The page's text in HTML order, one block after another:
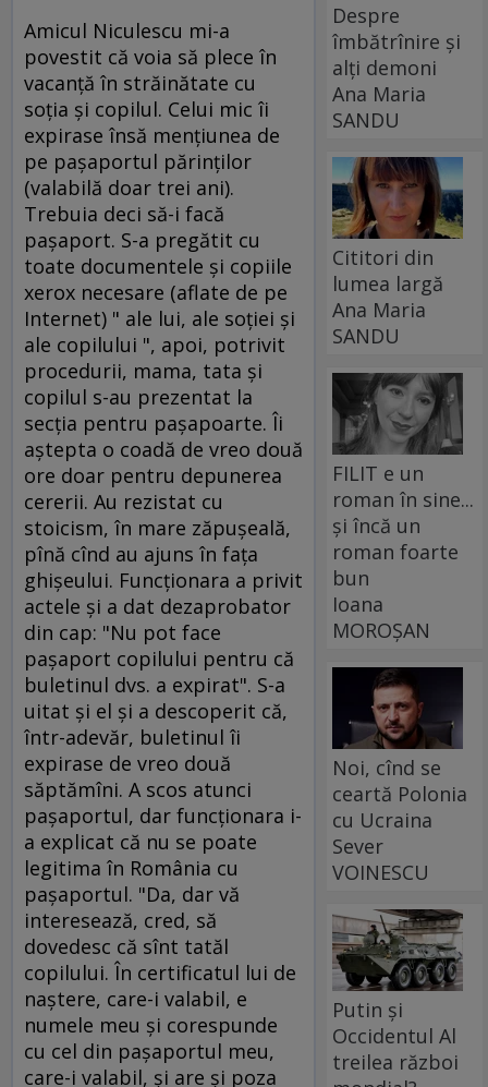
Amicul Niculescu mi-a
povestit că voia să plece în
vacanţă în străinătate cu
soţia şi copilul. Celui mic îi
expirase însă menţiunea de
pe paşaportul părinţilor
(valabilă doar trei ani).
Trebuia deci să-i facă
paşaport. S-a pregătit cu
toate documentele şi copiile
xerox necesare (aflate de pe
Internet) " ale lui, ale soţiei şi
ale copilului ", apoi, potrivit
procedurii, mama, tata şi
copilul s-au prezentat la
secţia pentru paşapoarte. Îi
aştepta o coadă de vreo două
ore doar pentru depunerea
cererii. Au rezistat cu
stoicism, în mare zăpuşeală,
pînă cînd au ajuns în faţa
ghişeului. Funcţionara a privit
actele şi a dat dezaprobator
din cap: "Nu pot face
paşaport copilului pentru că
buletinul dvs. a expirat". S-a
uitat şi el şi a descoperit că,
într-adevăr, buletinul îi
expirase de vreo două
săptămîni. A scos atunci
paşaportul, dar funcţionara i-
a explicat că nu se poate
legitima în România cu
paşaportul. "Da, dar vă
interesează, cred, să
dovedesc că sînt tatăl
copilului. În certificatul lui de
naştere, care-i valabil, e
numele meu şi corespunde
cu cel din paşaportul meu,
care-i valabil, şi are şi poza
Despre
îmbătrînire și
alți demoni
Ana Maria
SANDU
Cititori din
lumea largă
Ana Maria
SANDU
FILIT e un
roman în sine...
și încă un
roman foarte
bun
Ioana
MOROȘAN
Noi, cînd se
ceartă Polonia
cu Ucraina
Sever
VOINESCU
Putin și
Occidentul Al
treilea război